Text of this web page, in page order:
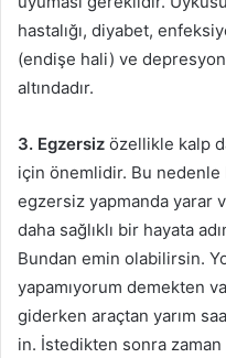
hastalığı, diyabet,
(endişe hali) ve
altındadır.
3. Egzersiz özellikle kalp
için önemlidir. Bu nedenle
egzersiz yapmanda yarar
daha sağlıklı bir hayata
Bundan emin olabilirsin.
yapamıyorum demekten
giderken araçtan yarım
in. İstedikten sonra